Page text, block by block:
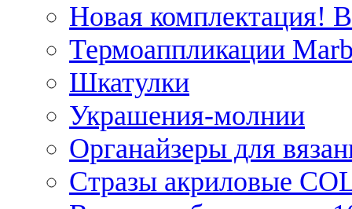
Новая комплектация!
Термоаппликации
Шкатулки
Украшения-молнии
Органайзеры для
Стразы акриловые